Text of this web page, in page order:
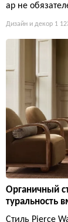
ар не
Дизайн и декор 1
Органичный
туральность
Стиль Pierce